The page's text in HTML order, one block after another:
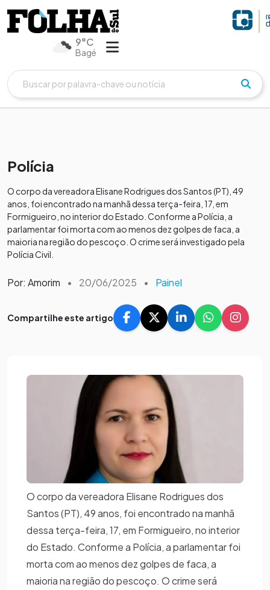
9°C
Bagé
Polícia
O corpo da vereadora Elisane Rodrigues dos Santos (PT), 49
anos, foi encontrado na manhã dessa terça-feira, 17, em
Formigueiro, no interior do Estado. Conforme a Polícia, a
parlamentar foi morta com ao menos dez golpes de faca, a
maioria na região do pescoço. O crime será investigado pela
Polícia Civil.
Por: Amorim • 20/06/2025 • Painel
Compartilhe este artigo
O corpo da vereadora Elisane Rodrigues dos
Santos (PT), 49 anos, foi encontrado na manhã
dessa terça-feira, 17, em Formigueiro, no interior
do Estado. Conforme a Polícia, a parlamentar foi
morta com ao menos dez golpes de faca, a
maioria na região do pescoço. O crime será